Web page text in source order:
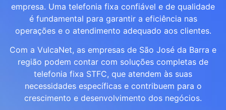
empresa. Uma telefonia fixa confiável e de qualidade
é fundamental para garantir a eficiência nas
operações e o atendimento adequado aos clientes.
Com a VulcaNet, as empresas de São José da Barra e
região podem contar com soluções completas de
telefonia fixa STFC, que atendem às suas
necessidades específicas e contribuem para o
crescimento e desenvolvimento dos negócios.